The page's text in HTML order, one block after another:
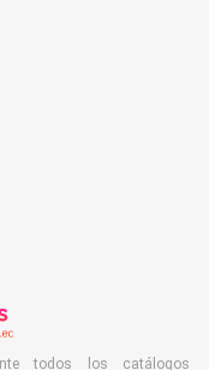
todos los catálogos